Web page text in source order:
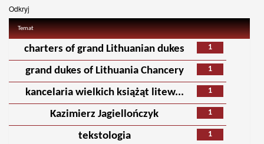
Odkryj
Temat
1
charters of grand Lithuanian dukes
1
grand dukes of Lithuania Chancery
1
kancelaria wielkich książąt litew...
1
Kazimierz Jagiellończyk
1
tekstologia